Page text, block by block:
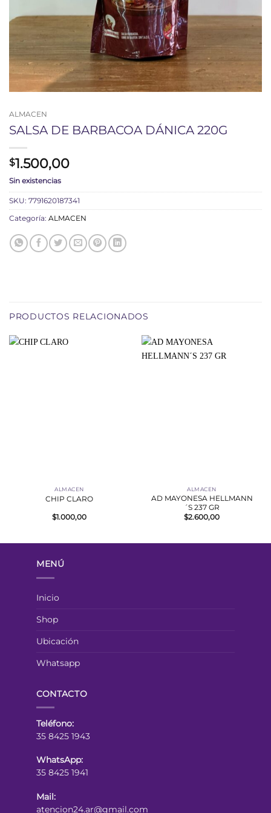
ALMACEN
SALSA DE BARBACOA DÁNICA 220G
$1.500,00
Sin existencias
SKU: 7791620187341
Categoría: ALMACEN
PRODUCTOS RELACIONADOS
ALMACEN
CHIP CLARO
$1.000,00
ALMACEN
AD MAYONESA HELLMANN
´S 237 GR
$2.600,00
MENÚ
Inicio
Shop
Ubicación
Whatsapp
CONTACTO
Teléfono:
35 8425 1943
WhatsApp:
35 8425 1941
Mail:
atencion24.ar@gmail.com